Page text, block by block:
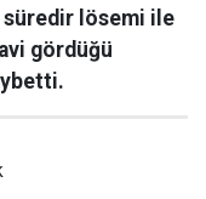
süredir lösemi ile
gördüğü